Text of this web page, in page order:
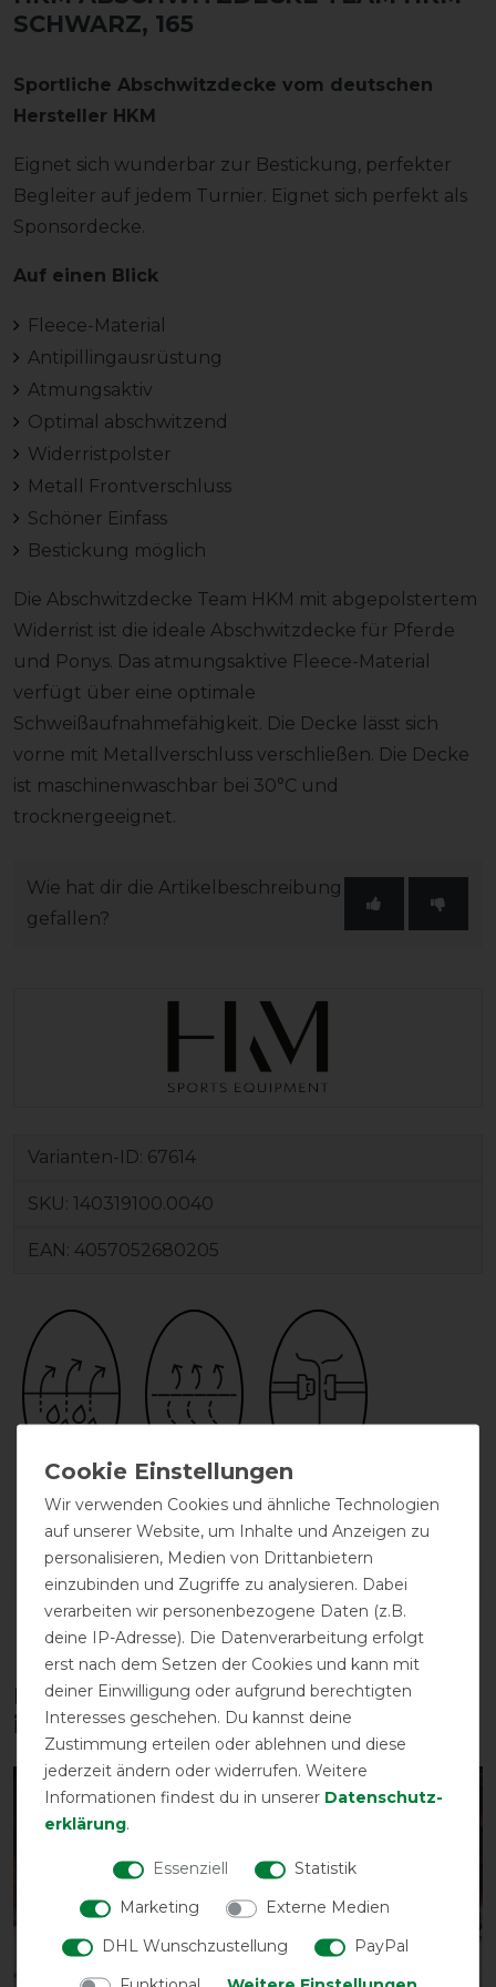
SCHWARZ, 165
Sportliche Abschwitzdecke vom deutschen
Hersteller HKM
Eignet sich wunderbar zur Bestickung, perfekter
Begleiter auf jedem Turnier. Eignet sich perfekt als
Sponsordecke.
Auf einen Blick
Fleece-Material
Antipillingausrüstung
Atmungsaktiv
Optimal abschwitzend
Widerristpolster
Metall Frontverschluss
Schöner Einfass
Bestickung möglich
Die Abschwitzdecke Team HKM mit abgepolstertem
Widerrist ist die ideale Abschwitzdecke für Pferde
und Ponys. Das atmungsaktive Fleece-Material
verfügt über eine optimale
Schweißaufnahmefähigkeit. Die Decke lässt sich
vorne mit Metallverschluss verschließen. Die Decke
ist maschinenwaschbar bei 30°C und
trocknergeeignet.
Wie hat dir die Artikelbeschreibung
gefallen?
Varianten-ID: 67614
SKU: 140319100.0040
EAN: 4057052680205
abschwitzend atmungsaktiv
Einfacher
Frontverschluss
DETAILS ZUR PRODUKTSICHERHEIT
Diese Produkte könnten dich auch
interessieren
-10% -20%
Wir verwenden Cookies und ähnliche Technologien
auf unserer Website, um Inhalte und Anzeigen zu
personalisieren, Medien von Drittanbietern
einzubinden und Zugriffe zu analysieren. Dabei
verarbeiten wir personenbezogene Daten (z.B.
deine IP-Adresse). Die Datenverarbeitung erfolgt
erst nach dem Setzen der Cookies und kann mit
deiner Einwilligung oder aufgrund berechtigten
Interesses geschehen. Du kannst deine
Zustimmung erteilen oder ablehnen und diese
jederzeit ändern oder widerrufen. Weitere
Informationen findest du in unserer Daten­schutz­
erklärung.
Essenziell
Statistik
Marketing
Externe Medien
DHL Wunschzustellung
PayPal